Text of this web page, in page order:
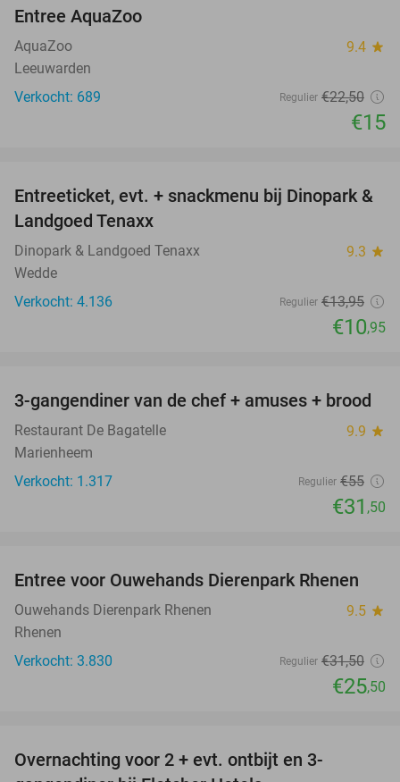
Entree AquaZoo
AquaZoo 9.4 star
Leeuwarden
Verkocht: 689
Regulier €22,50
€15
22%
Entreeticket, evt. + snackmenu bij Dinopark &
Landgoed Tenaxx
Dinopark & Landgoed Tenaxx 9.3 star
Wedde
Verkocht: 4.136
Regulier €13,95
€10,95
43%
3-gangendiner van de chef + amuses + brood
Restaurant De Bagatelle 9.9 star
Marienheem
Verkocht: 1.317
Regulier €55
€31 ,50
19%
Entree voor Ouwehands Dierenpark Rhenen
Ouwehands Dierenpark Rhenen 9.5 star
Rhenen
Verkocht: 3.830
Regulier €31,50
€25,50
Overnachting voor 2 + evt. ontbijt en 3-